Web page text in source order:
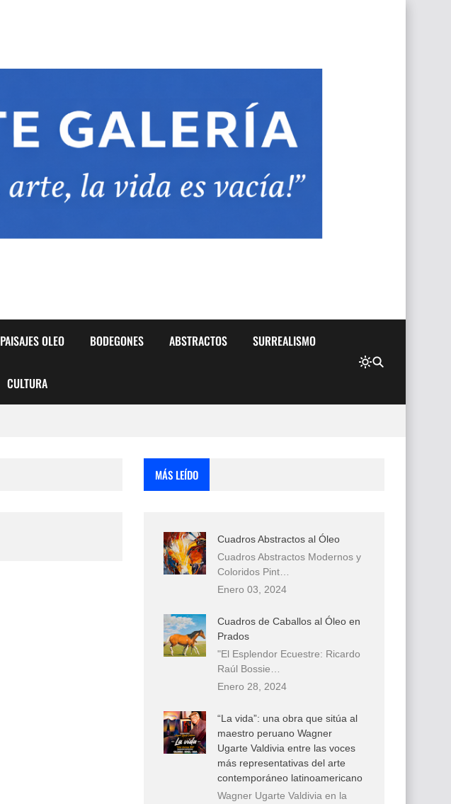
PAISAJES OLEO BODEGONES ABSTRACTOS SURREALISMO
CULTURA
MÁS LEÍDO
Cuadros Abstractos al Óleo
Cuadros Abstractos Modernos y
Coloridos Pint…
Enero 03, 2024
Cuadros de Caballos al Óleo en
Prados
"El Esplendor Ecuestre: Ricardo
Raúl Bossie…
Enero 28, 2024
“La vida”: una obra que sitúa al
maestro peruano Wagner
Ugarte Valdivia entre las voces
más representativas del arte
contemporáneo latinoamericano
Wagner Ugarte Valdivia en la